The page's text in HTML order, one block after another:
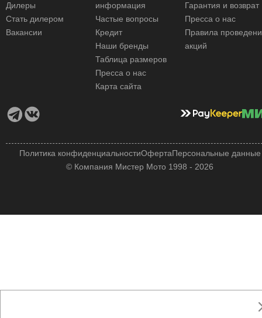
Дилеры
Стать дилером
Вакансии
информация
Частые вопросы
Кредит
Наши бренды
Таблица размеров
Пресса о нас
Карта сайта
Гарантия и возврат
Пресса о нас
Правила
акций
© Компания Мистер Мото 1998 - 2026
Политика конфиденциальностиОфертаПерсональные данные